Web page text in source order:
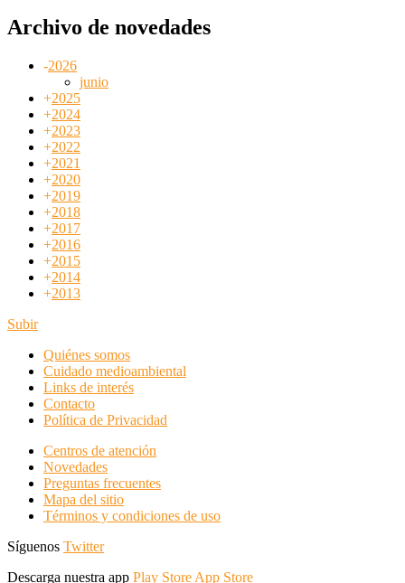
Archivo de novedades
-2026
junio
+2025
+2024
+2023
+2022
+2021
+2020
+2019
+2018
+2017
+2016
+2015
+2014
+2013
Subir
Quiénes somos
Cuidado medioambiental
Links de interés
Contacto
Política de Privacidad
Centros de atención
Novedades
Preguntas frecuentes
Mapa del sitio
Términos y condiciones de uso
Síguenos Twitter
Descarga nuestra app Play Store App Store